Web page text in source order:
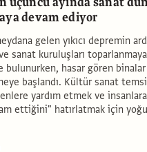
devam ediyor
gelen yıkıcı depremin
sanat kuruluşları toparlanmaya
bulunurken, hasar gören
başlandı. Kültür sanat
yardım etmek ve
ettiğini" hatırlatmak için